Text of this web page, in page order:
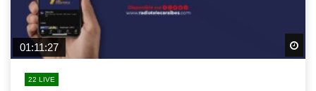
01:11:27
22 LIVE